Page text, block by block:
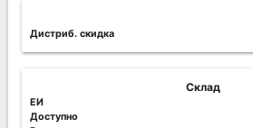
Дистриб. скидка
Склад
ЕИ
Доступно